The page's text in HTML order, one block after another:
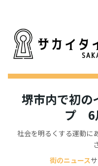
堺市内で初の
プ 6
社会を明るくする運動に
街のニュース